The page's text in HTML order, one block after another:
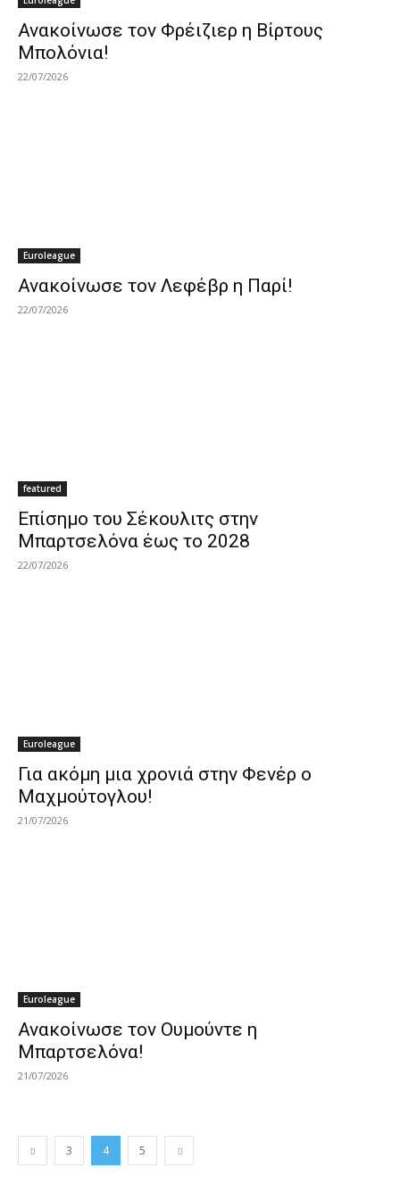
Ανακοίνωσε τον Φρέιζιερ η Βίρτους
Μπολόνια!
22/07/2026
Euroleague
Ανακοίνωσε τον Λεφέβρ η Παρί!
22/07/2026
featured
Επίσημο του Σέκουλιτς στην
Μπαρτσελόνα έως το 2028
22/07/2026
Euroleague
Για ακόμη μια χρονιά στην Φενέρ ο
Μαχμούτογλου!
21/07/2026
Euroleague
Ανακοίνωσε τον Ουμούντε η
Μπαρτσελόνα!
21/07/2026
3 4 5